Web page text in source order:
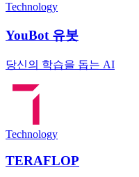
Technology
YouBot 유봇
당신의 학습을 돕는 AI
Technology
TERAFLOP